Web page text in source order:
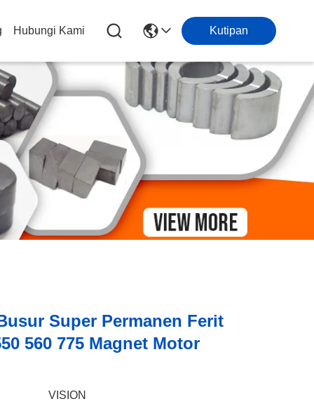
Hubungi Kami Kutipan
Super Permanen Ferit
560 775 Magnet Motor
VISION